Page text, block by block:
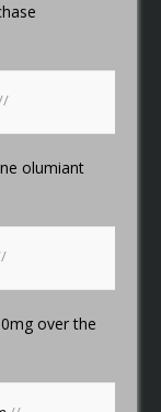
olumiant
over the